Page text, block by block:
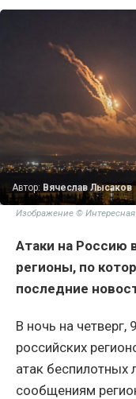
Автор: Вячеслав Лысаков
Изображение ©
Атаки на Россию
регионы, по
последние
В ночь на четверг,
российских
атак беспилотных
сообщениям